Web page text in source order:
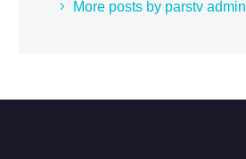
More posts by parstv admin